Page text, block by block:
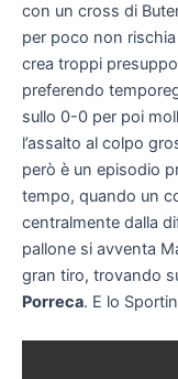
con un cross di
per poco non
crea troppi
preferendo
sullo 0-0 per poi
l’assalto al colpo
però è un episodio
tempo, quando un
centralmente dalla
pallone si avventa
gran tiro, trovando
Porreca. E lo